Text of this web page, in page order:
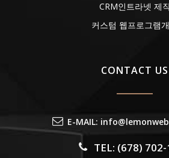
CRM인트라넷 제
커스텀 웹프로그램
CONTACT US
E-MAIL:
TEL: (678)